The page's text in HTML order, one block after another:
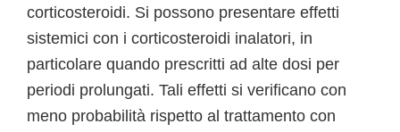
corticosteroidi. Si possono presentare effetti
sistemici con i corticosteroidi inalatori, in
particolare quando prescritti ad alte dosi per
periodi prolungati. Tali effetti si verificano con
meno probabilità rispetto al trattamento con